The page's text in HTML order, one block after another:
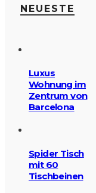
NEUESTE
Luxus
Wohnung im
Zentrum von
Barcelona
Spider Tisch
mit 60
Tischbeinen